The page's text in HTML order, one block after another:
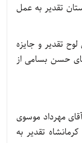
تقدیر به عمل
تقدیر و جایزه
حسن بسامی از
مهرداد موسوی
تقدیر به